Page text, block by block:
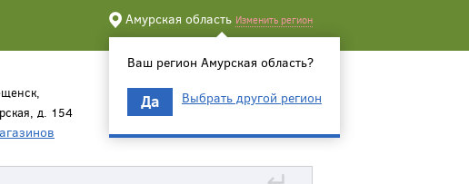
Амурская область Изменить регион
Ваш регион Амурская область?
Да Выбрать другой регион
д. 154